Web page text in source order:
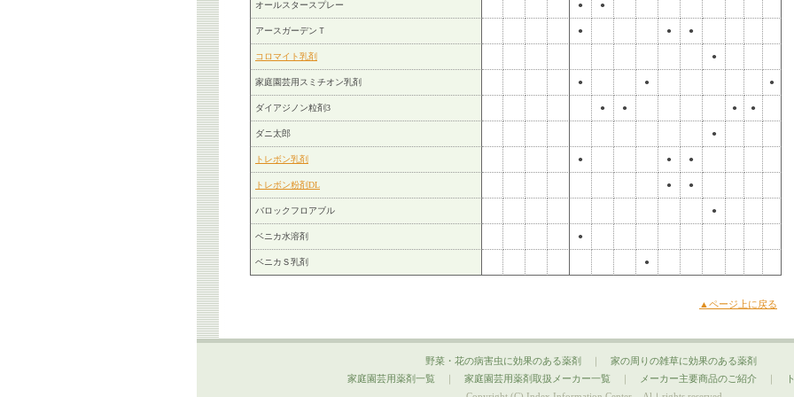
オールスタースプレー ● ●
アースガーデンＴ ● ● ●
コロマイト乳剤 ●
家庭園芸用スミチオン乳剤 ● ● ●
ダイアジノン粒剤3 ● ● ● ●
ダニ太郎 ●
トレボン乳剤 ● ● ●
トレボン粉剤DL ● ●
バロックフロアブル ●
ベニカ水溶剤 ●
ベニカＳ乳剤 ●
▲ページ上に戻る
野菜・花の病害虫に効果のある薬剤 ｜ 家の周りの雑草に効果のある薬剤
家庭園芸用薬剤一覧｜ 家庭園芸用薬剤取扱メーカー一覧｜ メーカー主要商品のご紹介｜